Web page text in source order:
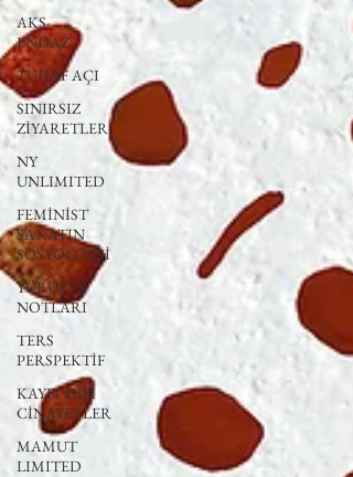
AKS-
ENDAZ
TUHAF AÇI
SINIRSIZ
ZİYARETLER
NY
UNLIMITED
FEMİNİST
SANATIN
SOSYOLOJİSİ
YÜRÜYÜŞ
NOTLARI
TERS
PERSPEKTİF
KAYIT DIŞI
CİNAYETLER
MAMUT
LIMITED